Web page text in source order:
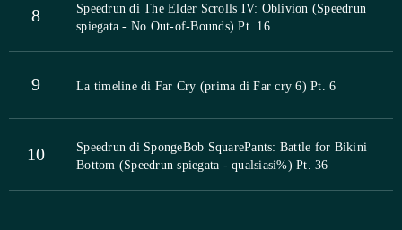
8
Speedrun di The Elder Scrolls IV: Oblivion (Speedrun
spiegata - No Out-of-Bounds) Pt. 16
9 La timeline di Far Cry (prima di Far cry 6) Pt. 6
10
Speedrun di SpongeBob SquarePants: Battle for Bikini
Bottom (Speedrun spiegata - qualsiasi%) Pt. 36